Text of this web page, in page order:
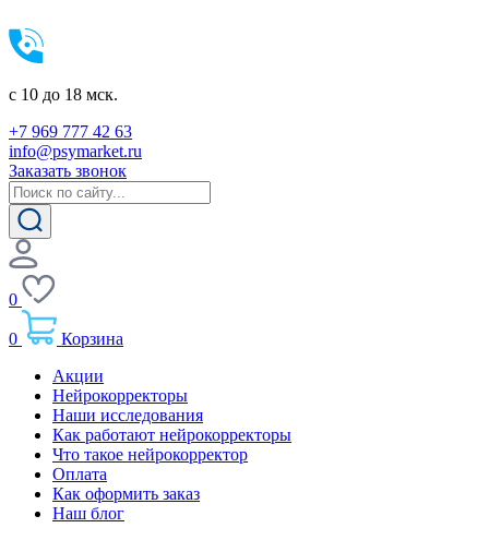
c 10 до 18 мск.
+7 969 777 42 63
info@psymarket.ru
Заказать звонок
0
0
Корзина
Акции
Нейрокорректоры
Наши исследования
Как работают нейрокорректоры
Что такое нейрокорректор
Оплата
Как оформить заказ
Наш блог